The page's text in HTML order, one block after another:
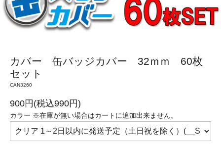
カバー 缶バッジカバー 32ｍｍ 60枚
セット
CAN3260
900円(税込990円)
カラー ※在庫が無い場合はカートに追加出来ません。